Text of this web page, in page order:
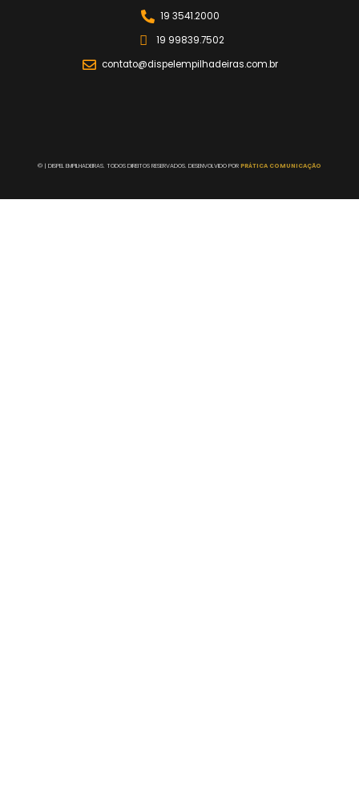
19 3541.2000
19 99839.7502
contato@dispelempilhadeiras.com.br
© | DISPEL EMPILHADEIRAS. TODOS DIREITOS RESERVADOS. DESENVOLVIDO PORPRÁTICA COMUNICAÇÃO